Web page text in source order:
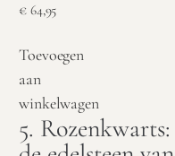
€64,95
Toevoegen
aan
winkelwagen
5. Rozenkwarts: